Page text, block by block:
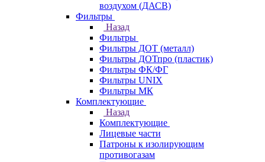
воздухом (ДАСВ)
Фильтры
Назад
Фильтры
Фильтры ДОТ (металл)
Фильтры ДОТпро (пластик)
Фильтры ФК/ФГ
Фильтры UNIX
Фильтры МК
Комплектующие
Назад
Комплектующие
Лицевые части
Патроны к изолирующим
противогазам